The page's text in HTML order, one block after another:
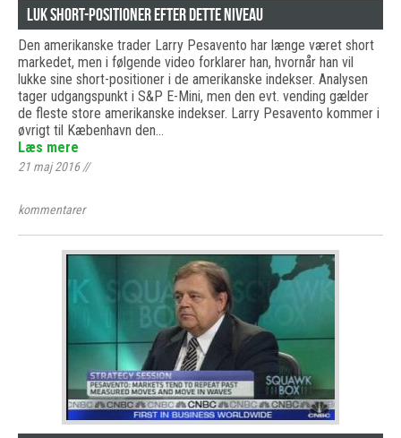
Luk short-positioner efter dette niveau
Den amerikanske trader Larry Pesavento har længe været short
markedet, men i følgende video forklarer han, hvornår han vil
lukke sine short-positioner i de amerikanske indekser. Analysen
tager udgangspunkt i S&P E-Mini, men den evt. vending gælder
de fleste store amerikanske indekser. Larry Pesavento kommer i
øvrigt til Kæbenhavn den…
Læs mere
21 maj 2016//
kommentarer